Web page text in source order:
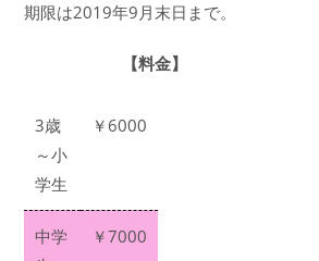
期限は2019年9月末日まで。
【料金】
3歳
～小
学生
￥6000
中学
￥7000